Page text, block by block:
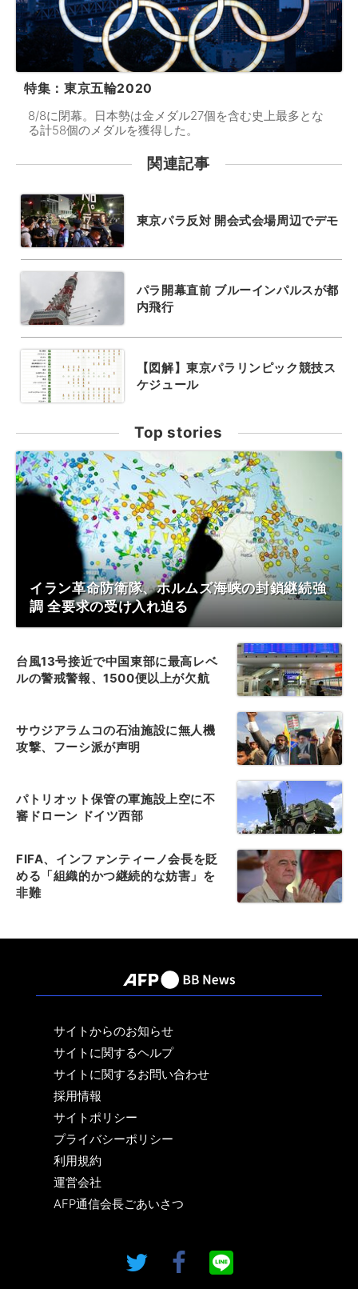
特集：東京五輪2020
8/8に閉幕。日本勢は金メダル27個を含む史上最多とな
る計58個のメダルを獲得した。
関連記事
東京パラ反対 開会式会場周辺でデモ
パラ開幕直前 ブルーインパルスが都
内飛行
【図解】東京パラリンピック競技ス
ケジュール
Top stories
イラン革命防衛隊、ホルムズ海峡の封鎖継続強
調 全要求の受け入れ迫る
台風13号接近で中国東部に最高レベ
ルの警戒警報、1500便以上が欠航
サウジアラムコの石油施設に無人機
攻撃、フーシ派が声明
パトリオット保管の軍施設上空に不
審ドローン ドイツ西部
FIFA、インファンティーノ会長を貶
める「組織的かつ継続的な妨害」を
非難
サイトからのお知らせ
サイトに関するヘルプ
サイトに関するお問い合わせ
採用情報
サイトポリシー
プライバシーポリシー
利用規約
運営会社
AFP通信会長ごあいさつ